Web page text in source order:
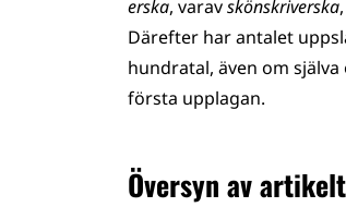
erska, varavskönskriverska,
Därefter har antalet
hundratal, även om
första upplagan.
Översyn av